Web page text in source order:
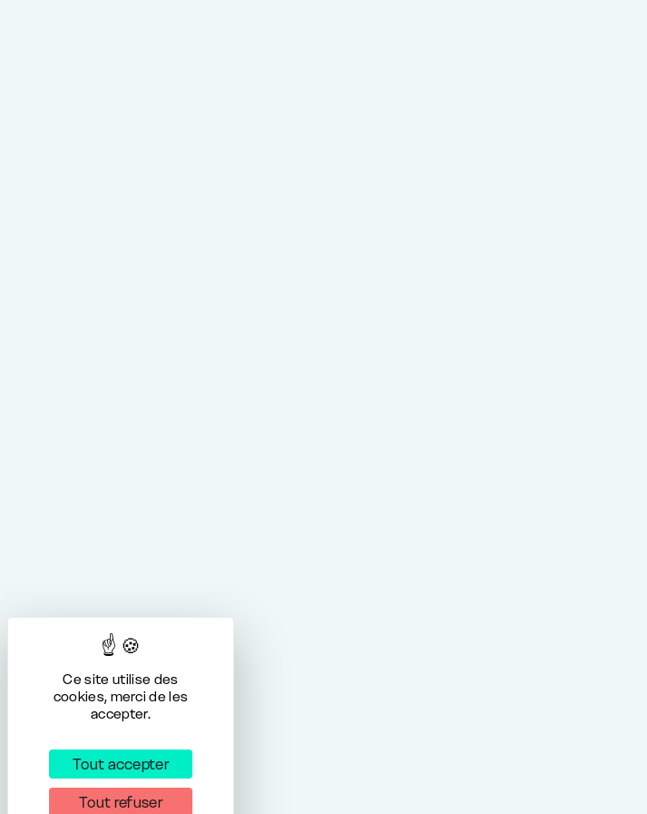
Ce site utilise des
cookies, merci de les
accepter.
Tout accepter
Tout refuser